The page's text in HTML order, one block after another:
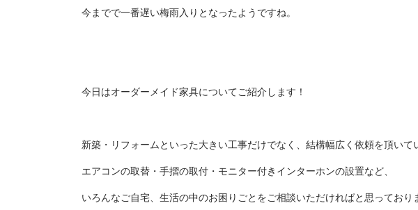
今までで一番遅い梅雨入りとなったようですね。
今日はオーダーメイド家具についてご紹介します！
新築・リフォームといった大きい工事だけでなく、結構幅広く依頼を頂いて
エアコンの取替・手摺の取付・モニター付きインターホンの設置など、
いろんなご自宅、生活の中のお困りごとをご相談いただければと思っており